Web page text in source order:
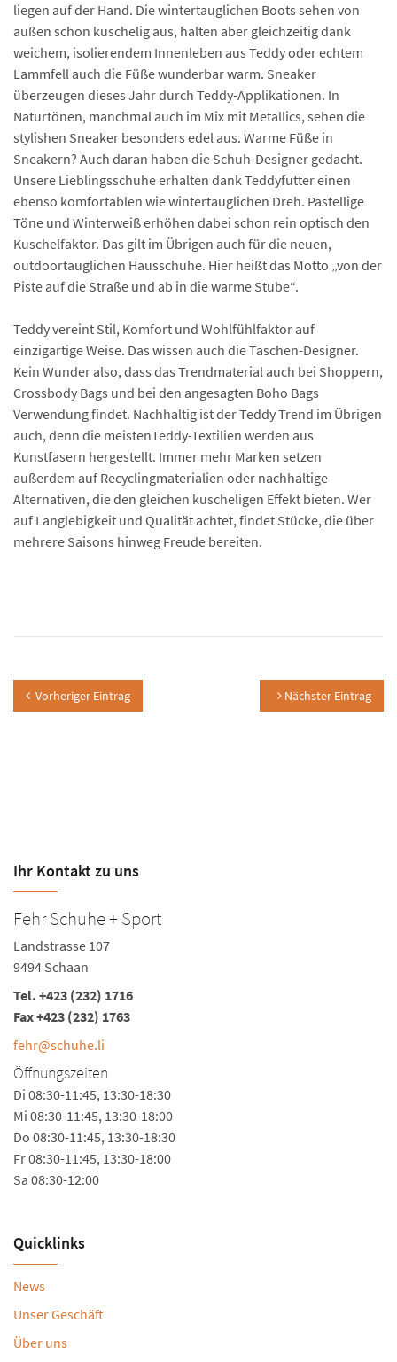
liegen auf der Hand. Die wintertauglichen Boots sehen von
außen schon kuschelig aus, halten aber gleichzeitig dank
weichem, isolierendem Innenleben aus Teddy oder echtem
Lammfell auch die Füße wunderbar warm. Sneaker
überzeugen dieses Jahr durch Teddy-Applikationen. In
Naturtönen, manchmal auch im Mix mit Metallics, sehen die
stylishen Sneaker besonders edel aus. Warme Füße in
Sneakern? Auch daran haben die Schuh-Designer gedacht.
Unsere Lieblingsschuhe erhalten dank Teddyfutter einen
ebenso komfortablen wie wintertauglichen Dreh. Pastellige
Töne und Winterweiß erhöhen dabei schon rein optisch den
Kuschelfaktor. Das gilt im Übrigen auch für die neuen,
outdoortauglichen Hausschuhe. Hier heißt das Motto „von der
Piste auf die Straße und ab in die warme Stube“.
Teddy vereint Stil, Komfort und Wohlfühlfaktor auf
einzigartige Weise. Das wissen auch die Taschen-Designer.
Kein Wunder also, dass das Trendmaterial auch bei Shoppern,
Crossbody Bags und bei den angesagten Boho Bags
Verwendung findet. Nachhaltig ist der Teddy Trend im Übrigen
auch, denn die meistenTeddy-Textilien werden aus
Kunstfasern hergestellt. Immer mehr Marken setzen
außerdem auf Recyclingmaterialien oder nachhaltige
Alternativen, die den gleichen kuscheligen Effekt bieten. Wer
auf Langlebigkeit und Qualität achtet, findet Stücke, die über
mehrere Saisons hinweg Freude bereiten.
Vorheriger Eintrag Nächster Eintrag
Ihr Kontakt zu uns
Fehr Schuhe + Sport
Landstrasse 107
9494 Schaan
Tel. +423 (232) 1716
Fax +423 (232) 1763
fehr@schuhe.li
Öffnungszeiten
Di 08:30-11:45, 13:30-18:30
Mi 08:30-11:45, 13:30-18:00
Do 08:30-11:45, 13:30-18:30
Fr 08:30-11:45, 13:30-18:00
Sa 08:30-12:00
Quicklinks
News
Unser Geschäft
Über uns